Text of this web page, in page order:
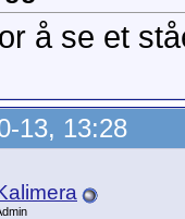
å se et
13, 13:28